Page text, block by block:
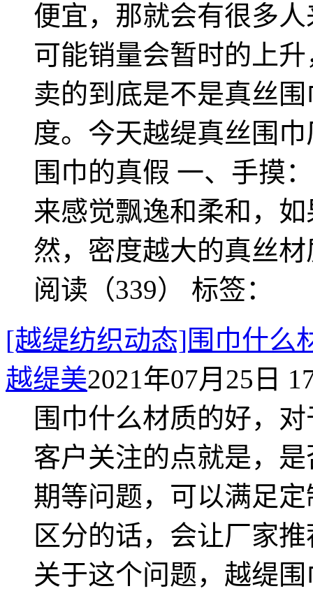
便宜，那就会有很多
可能销量会暂时的上
卖的到底是不是真丝
度。今天越缇真丝围
围巾的真假 一、手摸
来感觉飘逸和柔和，
然，密度越大的真丝
阅读（339） 标签：
[越缇纺织动态]围巾什
越缇美2021年07月25日
围巾什么材质的好，
客户关注的点就是，
期等问题，可以满足
区分的话，会让厂家
关于这个问题，越缇